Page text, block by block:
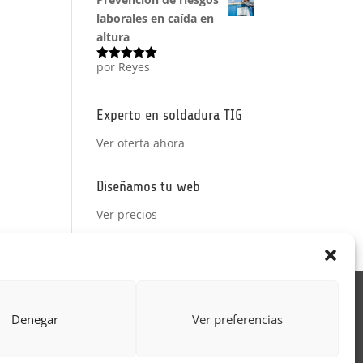
Denegar Ver preferencias
laborales en caída en
altura
Valorado
por Reyes
Experto en soldadura TIG
Ver oferta ahora
Diseñamos tu web
Ver precios
Formulario uso de imagen